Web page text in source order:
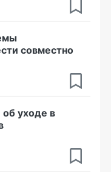
совместно
уходе в